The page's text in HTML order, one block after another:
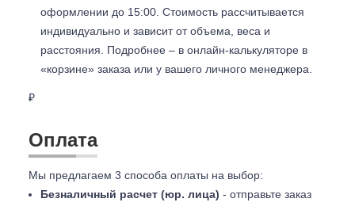
оформлении до 15:00. Стоимость рассчитывается
индивидуально и зависит от объема, веса и
расстояния. Подробнее – в онлайн-калькуляторе в
«корзине» заказа или у вашего личного менеджера.
₽
Оплата
Мы предлагаем 3 способа оплаты на выбор:
Безналичный расчет (юр. лица) - отправьте заказ